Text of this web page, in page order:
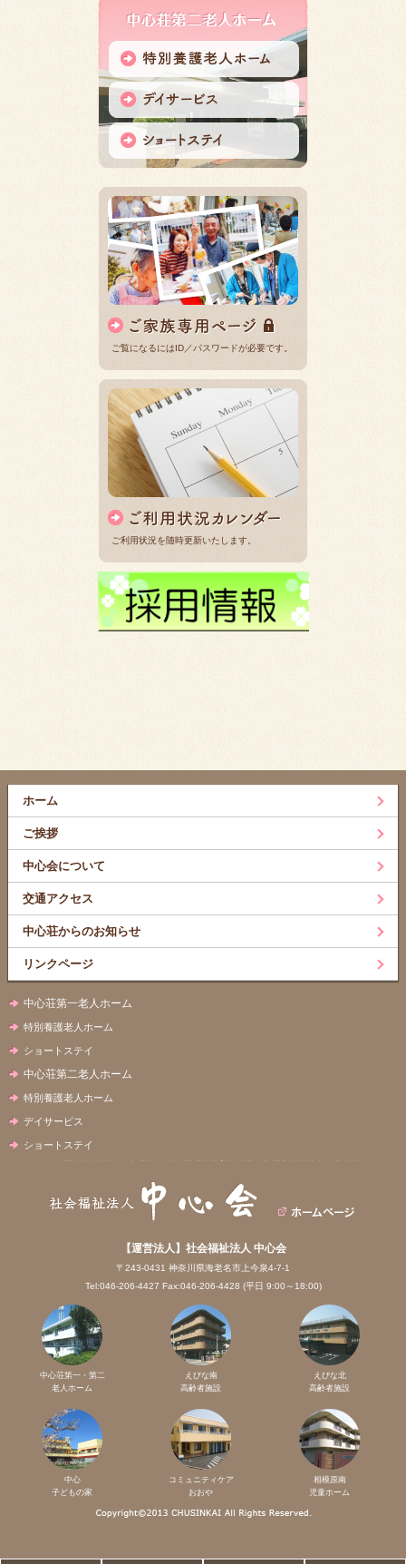
ご覧になるにはID／パスワードが必要です。
ご利用状況を随時更新いたします。
ホーム
ご挨拶
中心会について
交通アクセス
中心荘からのお知らせ
リンクページ
中心荘第一老人ホーム
特別養護老人ホーム
ショートステイ
中心荘第二老人ホーム
特別養護老人ホーム
デイサービス
ショートステイ
【運営法人】社会福祉法人 中心会
〒243-0431 神奈川県海老名市上今泉4-7-1
Tel:046-206-4427 Fax:046-206-4428 (平日 9:00～18:00)
中心荘第一・第二
老人ホーム
えびな南
高齢者施設
えびな北
高齢者施設
中心
子どもの家
コミュニティケア
おおや
相模原南
児童ホーム